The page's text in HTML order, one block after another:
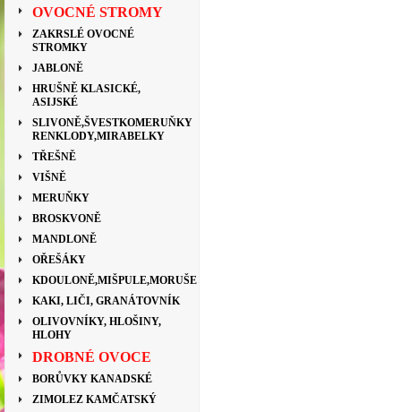
OVOCNÉ STROMY
ZAKRSLÉ OVOCNÉ
STROMKY
JABLONĚ
HRUŠNĚ KLASICKÉ,
ASIJSKÉ
SLIVONĚ,ŠVESTKOMERUŇKY
RENKLODY,MIRABELKY
TŘEŠNĚ
VIŠNĚ
MERUŇKY
BROSKVONĚ
MANDLONĚ
OŘEŠÁKY
KDOULONĚ,MIŠPULE,MORUŠE
KAKI, LIČI, GRANÁTOVNÍK
OLIVOVNÍKY, HLOŠINY,
HLOHY
DROBNÉ OVOCE
BORŮVKY KANADSKÉ
ZIMOLEZ KAMČATSKÝ